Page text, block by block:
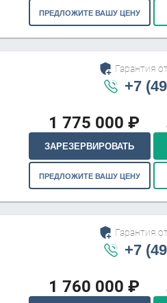
ПРЕДЛОЖИТЕ ВАШУ ЦЕНУ
Гарантия
+7
1 775 000 ₽
ЗАРЕЗЕРВИРОВАТЬ
ПРЕДЛОЖИТЕ ВАШУ ЦЕНУ
Гарантия
+7
1 760 000 ₽